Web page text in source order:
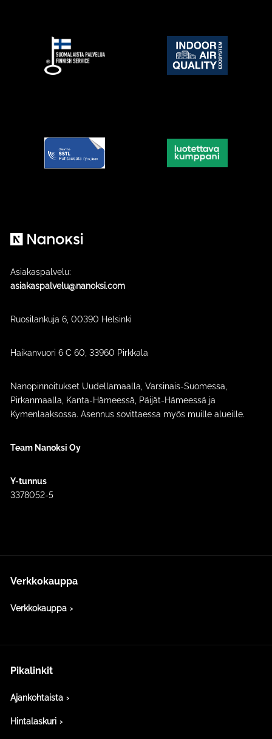
Asiakaspalvelu:
asiakaspalvelu@nanoksi.com
Ruosilankuja 6, 00390 Helsinki
Haikanvuori 6 C 60​, 33960 Pirkkala
Nanopinnoitukset Uudellamaalla, Varsinais-Suomessa,
Pirkanmaalla, Kanta-Hämeessä, Päijät-Hämeessä ja
Kymenlaaksossa. Asennus sovittaessa myös muille alueille.
Team Nanoksi Oy
Y-tunnus
3378052-5
Verkkokauppa
Verkkokauppa
Pikalinkit
Ajankohtaista
Hintalaskuri